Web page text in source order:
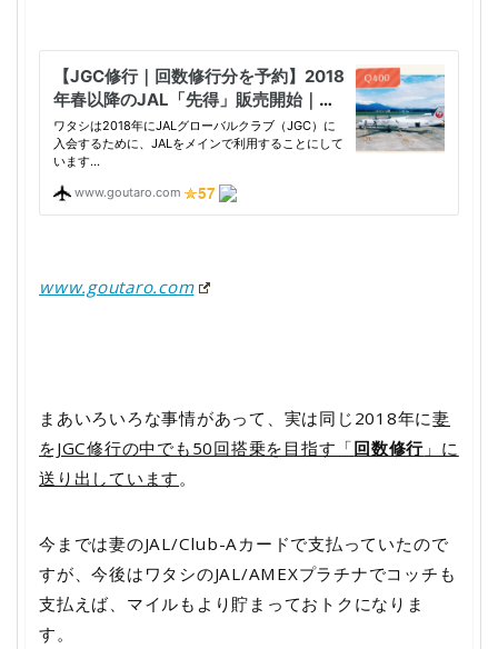
www.goutaro.com
まあいろいろな事情があって、実は同じ2018年に妻
をJGC修行の中でも50回搭乗を目指す「回数修行 」に
送り出しています 。
今までは妻のJAL/Club-Aカードで支払っていたので
すが、今後はワタシのJAL/AMEXプラチナでコッチも
支払えば、マイルもより貯まっておトクになりま
す。